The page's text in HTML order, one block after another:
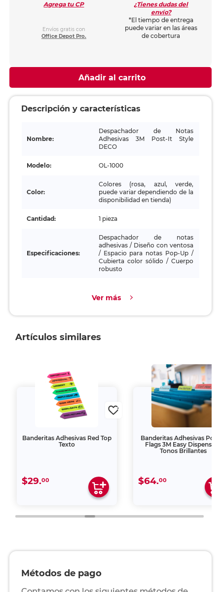
Agrega tu CP
Envíos gratis con
Office Depot Pro.
¿Tienes dudas del
envío?
*El tiempo de entrega
puede variar en las áreas
de cobertura
Añadir al carrito
Descripción y características
Nombre:
Despachador de Notas
Adhesivas 3M Post-It Style
DECO
Modelo: OL-1000
Color:
Colores (rosa, azul, verde,
puede variar dependiendo de la
disponibilidad en tienda)
Cantidad: 1 pieza
Especificaciones:
Despachador de notas
adhesivas / Diseño con ventosa
/ Espacio para notas Pop-Up /
Cubierta color sólido / Cuerpo
robusto
Ver más
Artículos similares
Banderitas Adhesivas Red Top
Texto
$29.00
Banderitas Adhesivas
Flags 3M Easy Dispensing
Tonos Brillantes
$64.00
Métodos de pago